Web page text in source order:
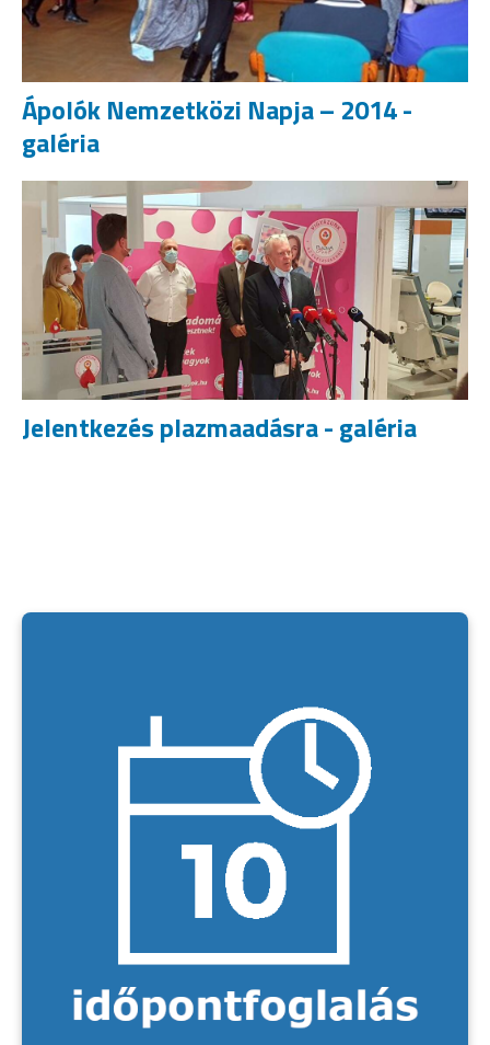
Ápolók Nemzetközi Napja – 2014 -
galéria
Jelentkezés plazmaadásra - galéria